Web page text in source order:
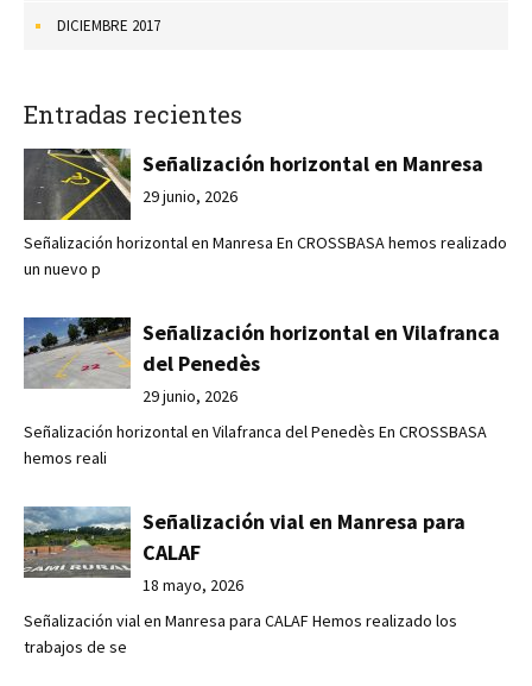
DICIEMBRE 2017
Entradas recientes
Señalización horizontal en Manresa
29 junio, 2026
Señalización horizontal en Manresa En CROSSBASA hemos realizado
un nuevo p
Señalización horizontal en Vilafranca
del Penedès
29 junio, 2026
Señalización horizontal en Vilafranca del Penedès En CROSSBASA
hemos reali
Señalización vial en Manresa para
CALAF
18 mayo, 2026
Señalización vial en Manresa para CALAF Hemos realizado los
trabajos de se